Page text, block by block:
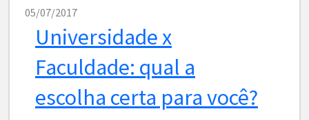
05/07/2017
Universidade x
Faculdade: qual a
escolha certa para você?